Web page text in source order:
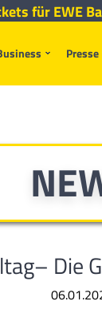
Presse
für EWE
Die